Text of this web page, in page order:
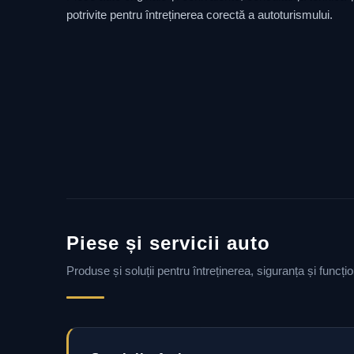
potrivite pentru întreținerea corectă a autoturismului.
Piese și servicii auto
Produse și soluții pentru întreținerea, siguranța și